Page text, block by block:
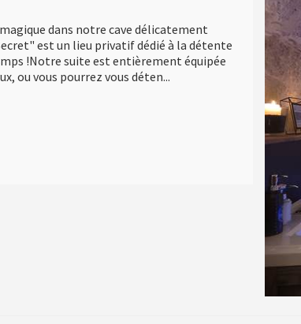
dans notre cave délicatement
est un lieu privatif dédié à la détente
!Notre suite est entièrement équipée
ou vous pourrez vous déten...